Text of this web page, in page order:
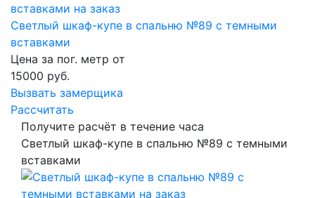
Светлый шкаф-купе в спальню №89 с темными
вставками
Цена за пог. метр от
15000 руб.
Вызвать замерщика
Рассчитать
Получите расчёт в течение часа
Светлый шкаф-купе в спальню №89 с темными
вставками